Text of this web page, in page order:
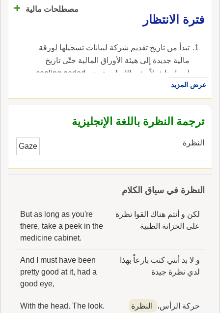
مصطلحات مالية
+
فترة الانتظار
تبدأ من تاريخ تقديم شركة لبيانات تسجيلها لورقة
مالية جديدة إلى هيئة الأوراق المالية حتّى تاريخ
إصدارها فعلاً ، في الإنجليزية، هي cooling period.
عرض المزيد
ترجمة النظرة باللغة الإنجليزية
النظرة Gaze
النظرة في سياق الكلام
لكن و أنتم هناك القوا نظرة
على الخزانة الطبية
But as long as you're
there, take a peek in the
medicine cabinet.
و لا بد أنني كنت بارعاً بهذا
لدي نظرة جيدة
And I must have been
pretty good at it, had a
good eye,
حركة الرأس، النظرة With the head. The look.